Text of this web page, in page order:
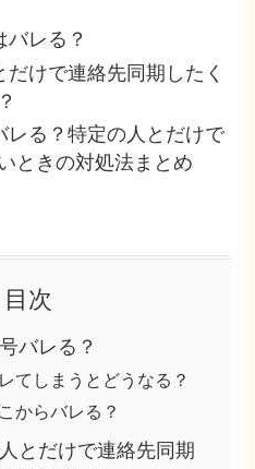
レる？
けで連絡先同期したく
レる？特定の人とだけで
ときの対処法まとめ
目次
バレる？
てしまうとどうなる？
からバレる？
とだけで連絡先同期